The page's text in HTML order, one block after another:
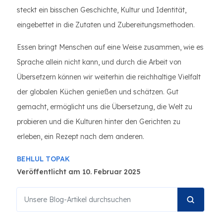
steckt ein bisschen Geschichte, Kultur und Identität,
eingebettet in die Zutaten und Zubereitungsmethoden.
Essen bringt Menschen auf eine Weise zusammen, wie es
Sprache allein nicht kann, und durch die Arbeit von
Übersetzern können wir weiterhin die reichhaltige Vielfalt
der globalen Küchen genießen und schätzen. Gut
gemacht, ermöglicht uns die Übersetzung, die Welt zu
probieren und die Kulturen hinter den Gerichten zu
erleben, ein Rezept nach dem anderen.
BEHLUL TOPAK
Veröffentlicht am 10. Februar 2025